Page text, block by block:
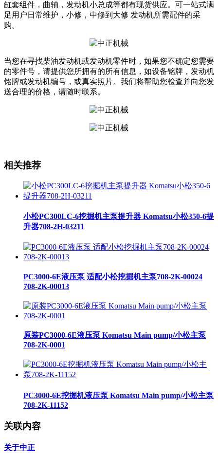
缸套组件，曲轴，发动机小总成等都有现货供应。可一站式满
足用户日常维护，小修，中修到大修 发动机所需配件的采
购。
当您在寻找柴油发动机或发动机零件时，如果您不确定您需要
的零件号，请提供您所拥有的所有信息，如设备铭牌，发动机
铭牌或发动机编号，或真实照片。我们将帮助您检查并向您发
送合理的价格，请随时联系。
相关推荐
小松PC300LC-6挖掘机主泵提升器 Komatsu小松350-6提
升器708-2H-03211
PC3000-6E液压泵 适配小松挖掘机主泵708-2K-00024
708-2K-00013
原装PC3000-6E液压泵 Komatsu Main pump/小松主泵
708-2K-0001
PC3000-6E挖掘机液压泵 Komatsu Main pump/小松主泵
708-2K-11152
关联内容
关于中正